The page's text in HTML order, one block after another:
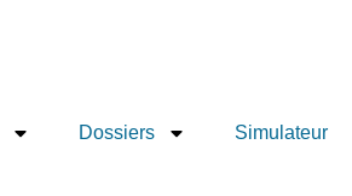
Dossiers Simulateur